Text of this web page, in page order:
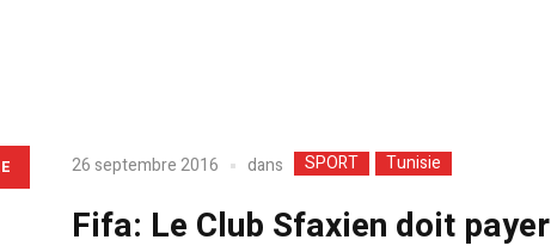
26 septembre 2016 dans SPORT Tunisie
Fifa: Le Club Sfaxien doit